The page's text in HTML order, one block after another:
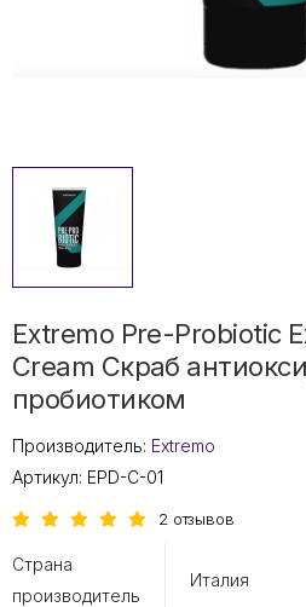
Extremo Pre-Probiotic
Cream Скраб
пробиотиком
Производитель: Extremo
Артикул: EPD-C-01
2 отзывов
Страна
производитель
Италия